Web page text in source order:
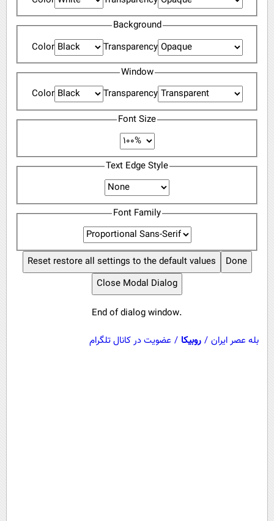
Background
Color
Transparency
Window
Color
Transparency
Font Size
Text Edge Style
Font Family
Resetrestore all settings to the default values
Done
Close Modal Dialog
End of dialog window.
عضویت در کانال تلگرام / روبیکا / بله عصر ایران